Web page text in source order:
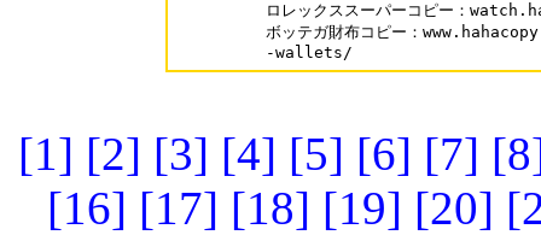
ロレックススーパーコピー：
ボッテガ財布コピー：
-wallets/
[1] [2] [3] [4] [5] [6] [7]
[16] [17] [18] [19] [20]